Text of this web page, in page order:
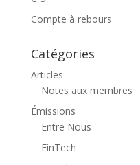
Compte à rebours
Catégories
Articles
Notes aux membres
Émissions
Entre Nous
FinTech